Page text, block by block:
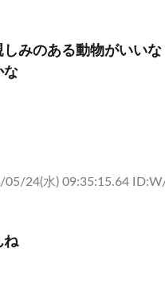
みのある動物がいいな
な
05/24(水) 09:35:15.64
ね